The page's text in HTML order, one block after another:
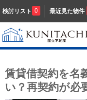
検討リスト 0 最近見た物件
賃貸借契約を名
い？再契約が必